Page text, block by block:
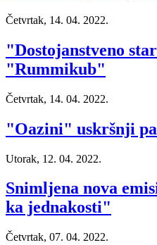
Četvrtak, 14. 04. 2022.
"Dostojanstveno
"Rummikub"
Četvrtak, 14. 04. 2022.
"Oazini" uskršnji
Utorak, 12. 04. 2022.
Snimljena nova
ka jednakosti"
Četvrtak, 07. 04. 2022.